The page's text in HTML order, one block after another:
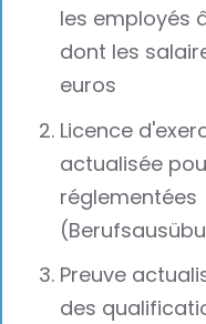
les employés
dont les
euros
Licence
actualisée
réglementées
Preuve
des